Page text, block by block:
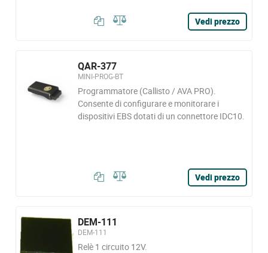
Vedi prezzo
QAR-377
MINI-PROG-BT
Programmatore (Callisto / AVA PRO).
Consente di configurare e monitorare i
dispositivi EBS dotati di un connettore IDC10.
Vedi prezzo
DEM-111
DEM-111
Relè 1 circuito 12V.